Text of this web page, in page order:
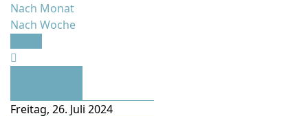
Nach Monat
Nach Woche
Freitag, 26. Juli 2024